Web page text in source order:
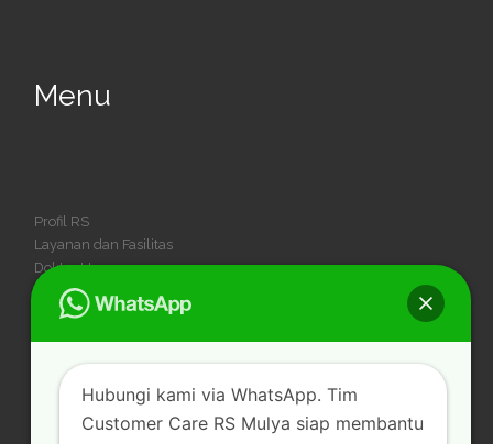
Menu
Profil RS
Layanan dan Fasilitas
Dokter Umum
Dokter Spesialis
Dokter Gigi
Hubungi kami via WhatsApp. Tim
Customer Care RS Mulya siap membantu